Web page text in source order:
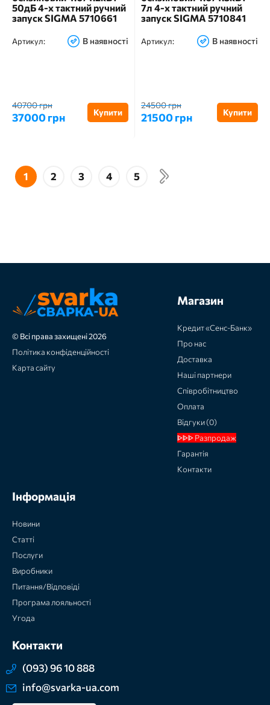
50дБ 4-х тактний ручний
запуск SIGMA 5710661
Артикул: В наявності
40700 грн
37000 грн Купити
7л 4-х тактний ручний
запуск SIGMA 5710841
Артикул: В наявності
24500 грн
21500 грн Купити
1 2 3 4 5
© Всі права захищені 2026
Політика конфіденційності
Карта сайту
Магазин
Кредит «Сенс-Банк»
Про нас
Доставка
Наші партнери
Співробітництво
Оплата
Відгуки (0)
ᐈᐈᐈ Разпродаж
Гарантія
Контакти
Інформація
Новини
Статті
Послуги
Виробники
Питання/Відповіді
Програма лояльності
Угода
Контакти
(093) 96 10 888
info@svarka-ua.com